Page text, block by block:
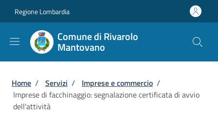
Regione Lombardia
Comune di Rivarolo
Mantovano
Briciole di pane
Home / Servizi / Imprese e commercio /
Imprese di facchinaggio: segnalazione certificata di avvio
dell'attività